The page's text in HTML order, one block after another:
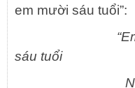
em mười sáu tuổi”:
“Em chợt
sáu tuổi
Nắng thật